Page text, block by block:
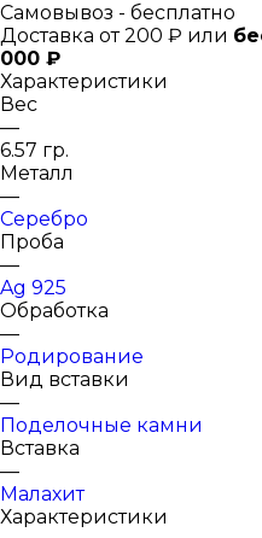
Самовывоз - бесплатно
Доставка от 200 ₽ или
000 ₽
Характеристики
Вес
—
6.57 гр.
Металл
—
Серебро
Проба
—
Ag 925
Обработка
—
Родирование
Вид вставки
—
Поделочные камни
Вставка
—
Малахит
Характеристики